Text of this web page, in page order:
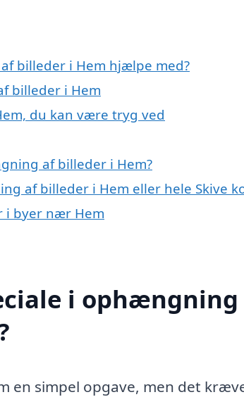
billeder i Hem hjælpe med?
billeder i Hem
du kan være tryg ved
af billeder i Hem?
af billeder i Hem eller hele Skive
i byer nær Hem
i
en simpel opgave, men det